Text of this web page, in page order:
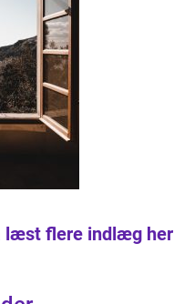
læst flere indlæg her